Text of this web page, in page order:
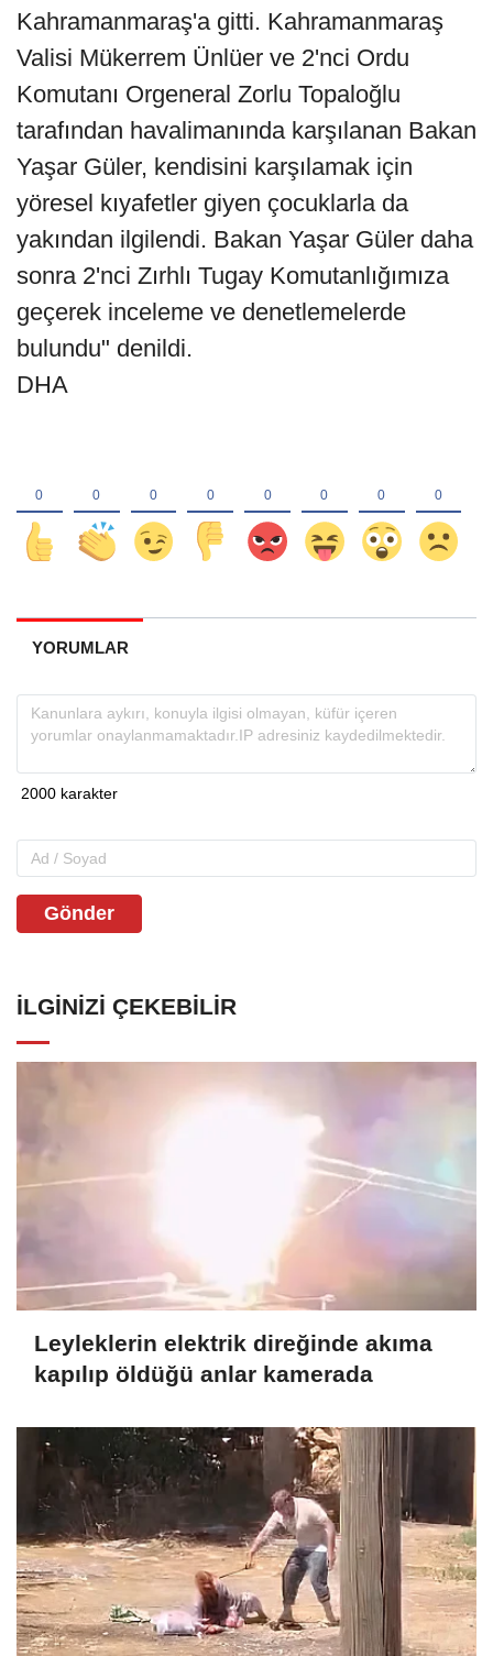
Kahramanmaraş'a gitti. Kahramanmaraş
Valisi Mükerrem Ünlüer ve 2'nci Ordu
Komutanı Orgeneral Zorlu Topaloğlu
tarafından havalimanında karşılanan Bakan
Yaşar Güler, kendisini karşılamak için
yöresel kıyafetler giyen çocuklarla da
yakından ilgilendi. Bakan Yaşar Güler daha
sonra 2'nci Zırhlı Tugay Komutanlığımıza
geçerek inceleme ve denetlemelerde
bulundu" denildi.
DHA
YORUMLAR
Gönder
İLGINIZI ÇEKEBILIR
Leyleklerin elektrik direğinde akıma
kapılıp öldüğü anlar kamerada